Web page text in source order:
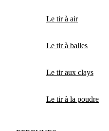
Le tir à air
Le tir à balles
Le tir aux clays
Le tir à la poudre